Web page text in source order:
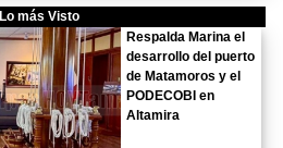
Lo más Visto
Respalda Marina el
desarrollo del puerto
de Matamoros y el
PODECOBI en
Altamira